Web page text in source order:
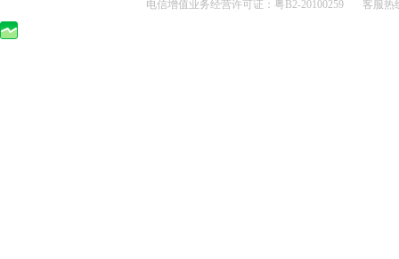
电信增值业务经营许可证：粤B2-20100259 客服